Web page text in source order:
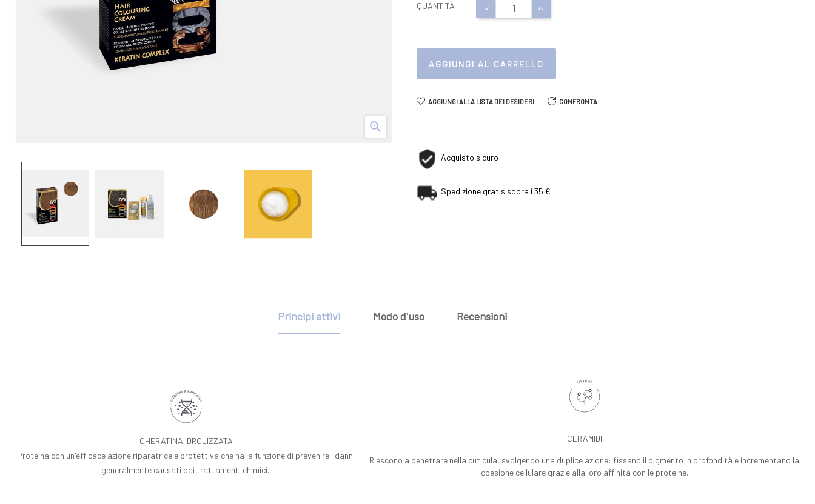

QUANTITÀ
AGGIUNGI AL CARRELLO
AGGIUNGI ALLA LISTA DEI DESIDERI CONFRONTA
Acquisto sicuro
Spedizione gratis sopra i 35 €
Principi attivi Modo d'uso Recensioni
CHERATINA IDROLIZZATA
Proteina con un'efficace azione riparatrice e protettiva che ha la funzione di prevenire i danni
generalmente causati dai trattamenti chimici.
CERAMIDI
Riescono a penetrare nella cuticula, svolgendo una duplice azione: fissano il pigmento in profondità e incrementano la
coesione cellulare grazie alla loro affinità con le proteine.